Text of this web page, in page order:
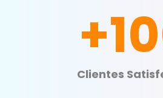
Clientes